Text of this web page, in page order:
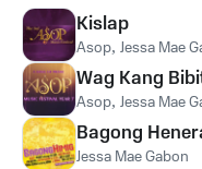
Kislap
Asop, Jessa Mae
Wag Kang
Asop, Jessa Mae
Bagong
Jessa Mae Gabon